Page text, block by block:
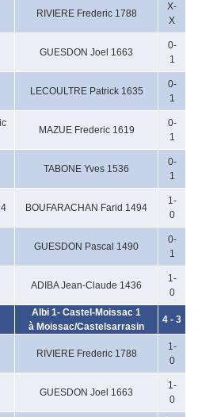
RIVIERE Frederic 1788
X-
X
GUESDON Joel 1663
0-
1
LECOULTRE Patrick 1635
0-
1
MAZUE Frederic 1619
0-
1
TABONE Yves 1536
0-
1
BOUFARACHAN Farid 1494
1-
0
GUESDON Pascal 1490
0-
1
ADIBA Jean-Claude 1436
1-
0
Albi 1- Castel-Moissac 1
à Moissac/Castelsarrasin
4 - 3
RIVIERE Frederic 1788
1-
0
GUESDON Joel 1663
1-
0